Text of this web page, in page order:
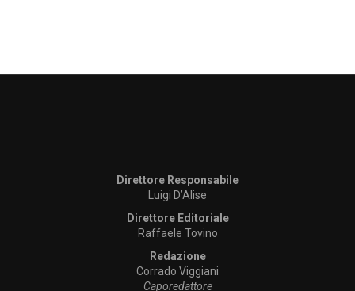
Direttore Responsabile
Luigi D’Alise
Direttore Editoriale
Raffaele Tovino
Redazione
Corrado Viggiani
Caporedattore